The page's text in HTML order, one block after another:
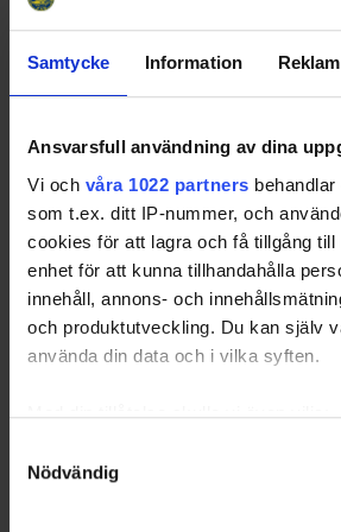
Samtycke Information
Ansvarsfull användning av dina
Vi och våra 1022 partners
som t.ex. ditt IP-nummer, och
cookies för att lagra och få tillgång till
enhet för att kunna tillhandahålla
innehåll, annons- och
och produktutveckling. Du kan själv
använda din data och i vilka syften.
Med din tillåtelse skulle vi även vilja:
som kan ha en noggrannhet på
Nödvändig